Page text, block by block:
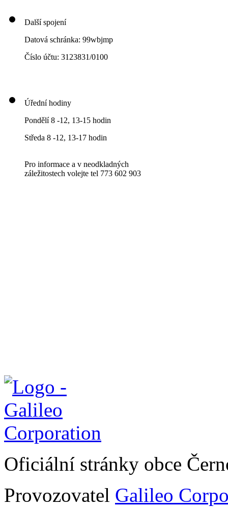
Další spojení
Datová schránka: 99wbjmp
Číslo účtu: 3123831/0100
Úřední hodiny
Pondělí 8 -12, 13-15 hodin
Středa 8 -12, 13-17 hodin
Pro informace a v neodkladných
záležitostech volejte tel 773 602 903
Oficiální stránky obce
Provozovatel Galileo